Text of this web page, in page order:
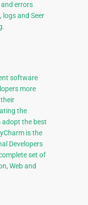
errors
logs and Seer
software
more
the
adopt the best
is the
Developers
set of
Web and